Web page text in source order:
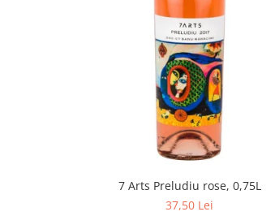
7 Arts Preludiu rose, 0,75L
37,50 Lei